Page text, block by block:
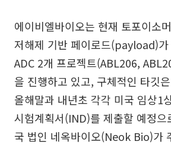
에이비엘바이오는 현재 토포이소
저해제 기반 페이로드(payload)가
ADC 2개 프로젝트(ABL206,
을 진행하고 있고, 구체적인 타깃
올해말과 내년초 각각 미국 임상1
시험계획서(IND)를 제출할 예정으
국 법인 네옥바이오(Neok Bio)가